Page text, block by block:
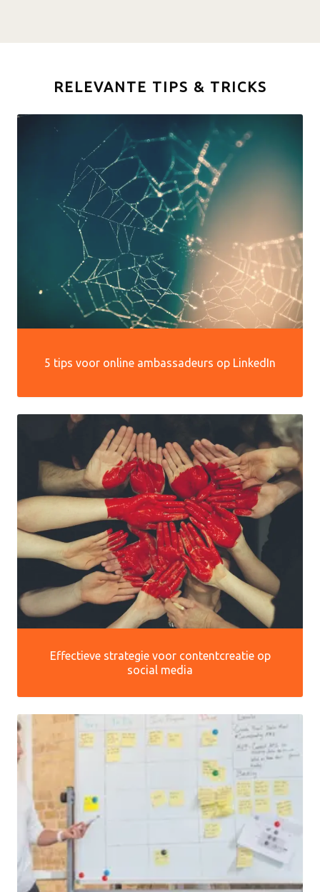
RELEVANTE TIPS & TRICKS
5 tips voor online ambassadeurs op LinkedIn
Effectieve strategie voor contentcreatie op
social media